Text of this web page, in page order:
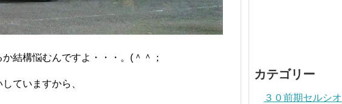
結構悩むんですよ・・・。(＾＾；
ていますから、
カテゴリー
３０前期セルシオ